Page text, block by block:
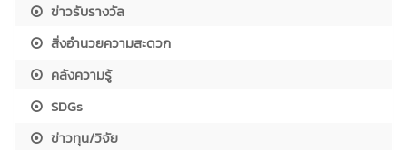
ข่าวรับรางวัล
สิ่งอำนวยความสะดวก
คลังความรู้
SDGs
ข่าวทุน/วิจัย